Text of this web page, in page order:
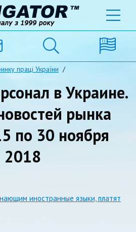
праці України /
в Украине.
рынка
по 30 ноября
2018
иностранные языки, платят